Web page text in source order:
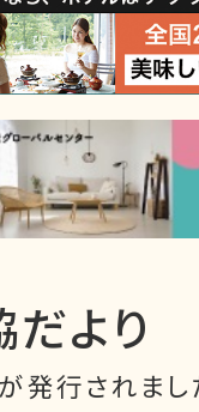
より
発行されまし